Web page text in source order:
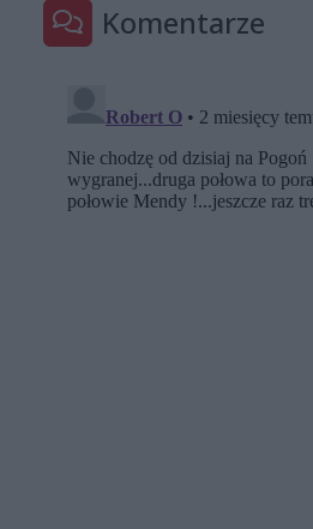
Komentarze